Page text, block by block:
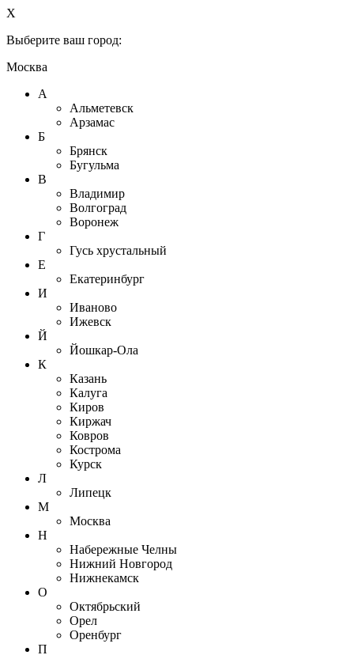
X
Выберите ваш город:
Москва
А
Альметевск
Арзамас
Б
Брянск
Бугульма
В
Владимир
Волгоград
Воронеж
Г
Гусь хрустальный
Е
Екатеринбург
И
Иваново
Ижевск
Й
Йошкар-Ола
К
Казань
Калуга
Киров
Киржач
Ковров
Кострома
Курск
Л
Липецк
М
Москва
Н
Набережные Челны
Нижний Новгород
Нижнекамск
О
Октябрьский
Орел
Оренбург
П